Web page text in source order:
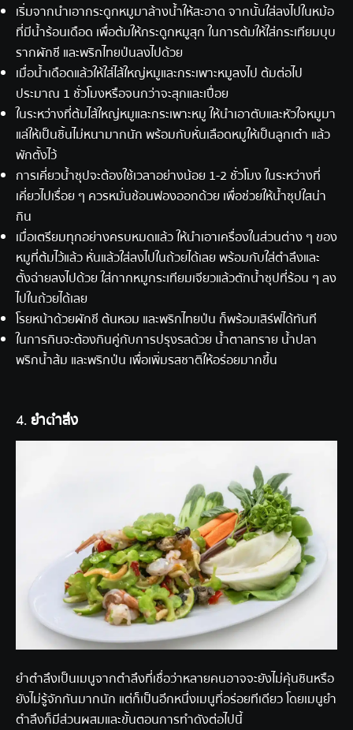
เริ่มจากนำเอากระดูกหมูมาล้างน้ำให้สะอาด จากนั้นใส่ลงไปในหม้อ
ที่มีน้ำร้อนเดือด เพื่อต้มให้กระดูกหมูสุก ในการต้มให้ใส่กระเทียมบุบ
รากผักชี และพริกไทยป่นลงไปด้วย
เมื่อน้ำเดือดแล้วให้ใส่ไส้ใหญ่หมูและกระเพาะหมูลงไป ต้มต่อไป
ประมาณ 1 ชั่วโมงหรือจนกว่าจะสุกและเปื่อย
ในระหว่างที่ต้มไส้ใหญ่หมูและกระเพาะหมู ให้นำเอาตับและหัวใจหมูมา
แล่ให้เป็นชิ้นไม่หนามากนัก พร้อมกับหั่นเลือดหมูให้เป็นลูกเต๋า แล้ว
พักตั้งไว้
การเคี่ยวน้ำซุปจะต้องใช้เวลาอย่างน้อย 1-2 ชั่วโมง ในระหว่างที่
เคี่ยวไปเรื่อย ๆ ควรหมั่นช้อนฟองออกด้วย เพื่อช่วยให้น้ำซุปใสน่า
กิน
เมื่อเตรียมทุกอย่างครบหมดแล้ว ให้นำเอาเครื่องในส่วนต่าง ๆ ของ
หมูที่ต้มไว้แล้ว หั่นแล้วใส่ลงไปในถ้วยได้เลย พร้อมกับใส่ตำลึงและ
ตั้งฉ่ายลงไปด้วย ใส่กากหมูกระเทียมเจียวแล้วตักน้ำซุปที่ร้อน ๆ ลง
ไปในถ้วยได้เลย
โรยหน้าด้วยผักชี ต้นหอม และพริกไทยป่น ก็พร้อมเสิร์ฟได้ทันที
ในการกินจะต้องกินคู่กับการปรุงรสด้วย น้ำตาลทราย น้ำปลา
พริกน้ำส้ม และพริกป่น เพื่อเพิ่มรสชาติให้อร่อยมากขึ้น
4.ยำตำลึง
ยำตำลึงเป็นเมนูจากตำลึงที่เชื่อว่าหลายคนอาจจะยังไม่คุ้นชินหรือ
ยังไม่รู้จักกันมากนัก แต่ก็เป็นอีกหนึ่งเมนูที่อร่อยทีเดียว โดยเมนูยำ
ตำลึงก็มีส่วนผสมและขั้นตอนการทำดังต่อไปนี้